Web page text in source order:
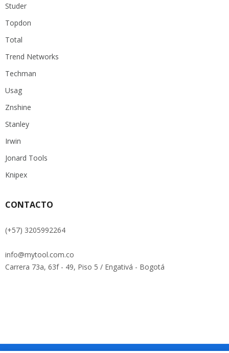
Studer
Topdon
Total
Trend Networks
Techman
Usag
Znshine
Stanley
Irwin
Jonard Tools
Knipex
CONTACTO
(+57) 3205992264
info@mytool.com.co
Carrera 73a, 63f - 49, Piso 5 / Engativá - Bogotá